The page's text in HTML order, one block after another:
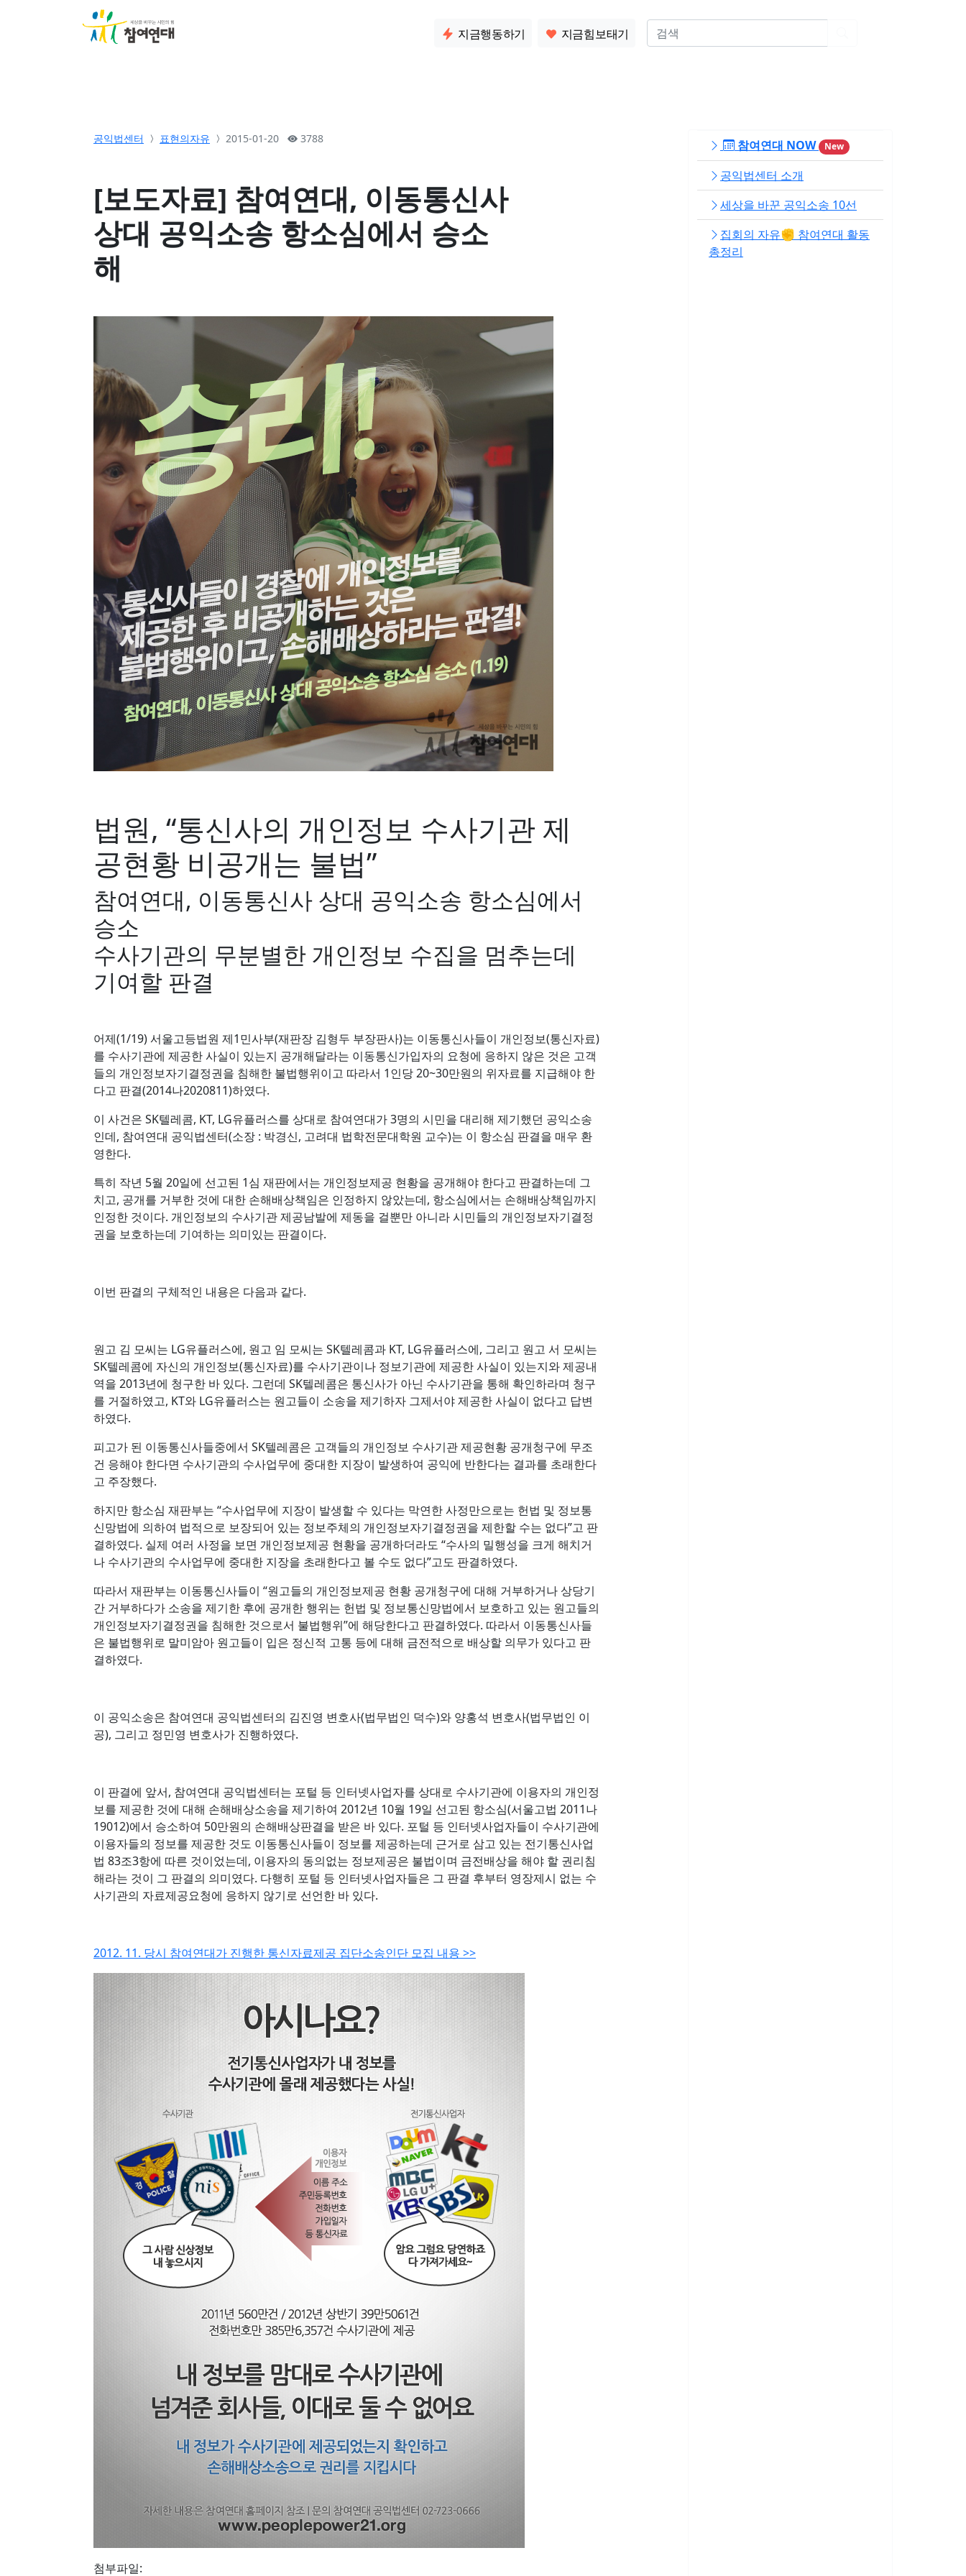
지금행동하기 지금힘보태기
공익법센터 표현의자유 2015-01-20 3788
[보도자료] 참여연대, 이동통신사
상대 공익소송 항소심에서 승소
해
법원, “통신사의 개인정보 수사기관 제
공현황 비공개는 불법”
참여연대, 이동통신사 상대 공익소송 항소심에서
승소
수사기관의 무분별한 개인정보 수집을 멈추는데
기여할 판결
어제(1/19) 서울고등법원 제1민사부(재판장 김형두 부장판사)는 이동통신사들이 개인정보(통신자료)
를 수사기관에 제공한 사실이 있는지 공개해달라는 이동통신가입자의 요청에 응하지 않은 것은 고객
들의 개인정보자기결정권을 침해한 불법행위이고 따라서 1인당 20~30만원의 위자료를 지급해야 한
다고 판결(2014나2020811)하였다.
이 사건은 SK텔레콤, KT, LG유플러스를 상대로 참여연대가 3명의 시민을 대리해 제기했던 공익소송
인데, 참여연대 공익법센터(소장 : 박경신, 고려대 법학전문대학원 교수)는 이 항소심 판결을 매우 환
영한다.
특히 작년 5월 20일에 선고된 1심 재판에서는 개인정보제공 현황을 공개해야 한다고 판결하는데 그
치고, 공개를 거부한 것에 대한 손해배상책임은 인정하지 않았는데, 항소심에서는 손해배상책임까지
인정한 것이다. 개인정보의 수사기관 제공남발에 제동을 걸뿐만 아니라 시민들의 개인정보자기결정
권을 보호하는데 기여하는 의미있는 판결이다.
이번 판결의 구체적인 내용은 다음과 같다.
원고 김 모씨는 LG유플러스에, 원고 임 모씨는 SK텔레콤과 KT, LG유플러스에, 그리고 원고 서 모씨는
SK텔레콤에 자신의 개인정보(통신자료)를 수사기관이나 정보기관에 제공한 사실이 있는지와 제공내
역을 2013년에 청구한 바 있다. 그런데 SK텔레콤은 통신사가 아닌 수사기관을 통해 확인하라며 청구
를 거절하였고, KT와 LG유플러스는 원고들이 소송을 제기하자 그제서야 제공한 사실이 없다고 답변
하였다.
피고가 된 이동통신사들중에서 SK텔레콤은 고객들의 개인정보 수사기관 제공현황 공개청구에 무조
건 응해야 한다면 수사기관의 수사업무에 중대한 지장이 발생하여 공익에 반한다는 결과를 초래한다
고 주장했다.
하지만 항소심 재판부는 “수사업무에 지장이 발생할 수 있다는 막연한 사정만으로는 헌법 및 정보통
신망법에 의하여 법적으로 보장되어 있는 정보주체의 개인정보자기결정권을 제한할 수는 없다”고 판
결하였다. 실제 여러 사정을 보면 개인정보제공 현황을 공개하더라도 “수사의 밀행성을 크게 해치거
나 수사기관의 수사업무에 중대한 지장을 초래한다고 볼 수도 없다”고도 판결하였다.
따라서 재판부는 이동통신사들이 “원고들의 개인정보제공 현황 공개청구에 대해 거부하거나 상당기
간 거부하다가 소송을 제기한 후에 공개한 행위는 헌법 및 정보통신망법에서 보호하고 있는 원고들의
개인정보자기결정권을 침해한 것으로서 불법행위”에 해당한다고 판결하였다. 따라서 이동통신사들
은 불법행위로 말미암아 원고들이 입은 정신적 고통 등에 대해 금전적으로 배상할 의무가 있다고 판
결하였다.
이 공익소송은 참여연대 공익법센터의 김진영 변호사(법무법인 덕수)와 양홍석 변호사(법무법인 이
공), 그리고 정민영 변호사가 진행하였다.
이 판결에 앞서, 참여연대 공익법센터는 포털 등 인터넷사업자를 상대로 수사기관에 이용자의 개인정
보를 제공한 것에 대해 손해배상소송을 제기하여 2012년 10월 19일 선고된 항소심(서울고법 2011나
19012)에서 승소하여 50만원의 손해배상판결을 받은 바 있다. 포털 등 인터넷사업자들이 수사기관에
이용자들의 정보를 제공한 것도 이동통신사들이 정보를 제공하는데 근거로 삼고 있는 전기통신사업
법 83조3항에 따른 것이었는데, 이용자의 동의없는 정보제공은 불법이며 금전배상을 해야 할 권리침
해라는 것이 그 판결의 의미였다. 다행히 포털 등 인터넷사업자들은 그 판결 후부터 영장제시 없는 수
사기관의 자료제공요청에 응하지 않기로 선언한 바 있다.
2012. 11. 당시 참여연대가 진행한 통신자료제공 집단소송인단 모집 내용 >>
첨부파일:
참여연대 NOW New
공익법센터 소개
세상을 바꾼 공익소송 10선
집회의 자유✊ 참여연대 활동
총정리